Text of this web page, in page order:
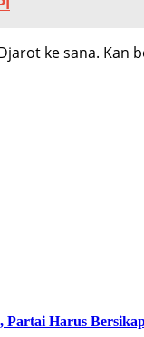
ke sana.
Partai Harus